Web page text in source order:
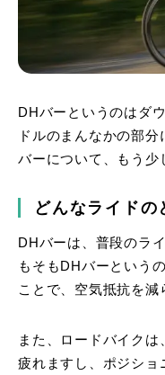
DHバーというのはダ
ドルのまんなかの部
バーについて、もう少
どんなライドの
DHバーは、普段のラ
もそもDHバーという
ことで、空気抵抗を減
また、ロードバイク
疲れますし、ポジショ